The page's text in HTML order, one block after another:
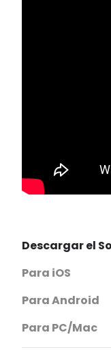
Descargar el
Para iOS
Para Android
Para PC/Mac